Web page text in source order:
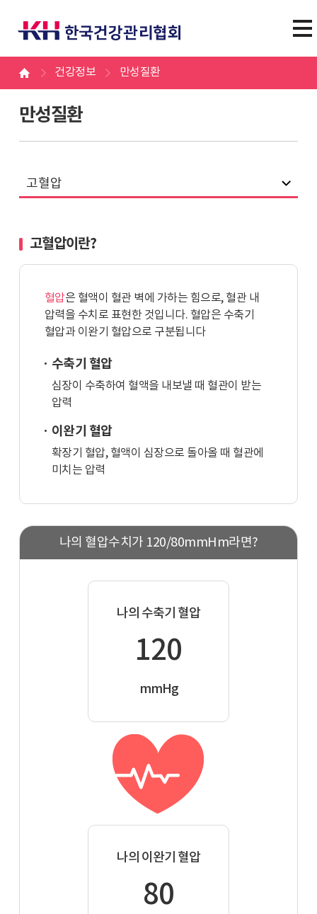
건강정보 만성질환
만성질환
고혈압
고혈압이란?
혈압은 혈액이 혈관 벽에 가하는 힘으로, 혈관 내
압력을 수치로 표현한 것입니다. 혈압은 수축기
혈압과 이완기 혈압으로 구분됩니다
수축기 혈압
심장이 수축하여 혈액을 내보낼 때 혈관이 받는
압력
이완기 혈압
확장기 혈압, 혈액이 심장으로 돌아올 때 혈관에
미치는 압력
나의 혈압수치가 120/80mmHm라면?
나의 수축기 혈압
120
mmHg
나의 이완기 혈압
80